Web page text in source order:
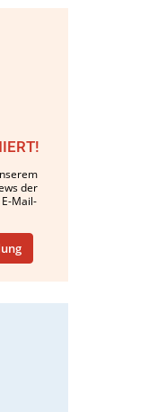
der
Mail-